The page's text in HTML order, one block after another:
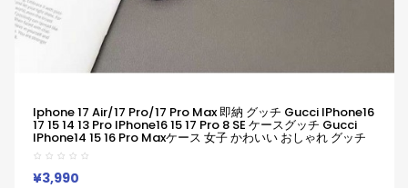
Iphone 17 Air/17 Pro/17 Pro Max 即納 グッチ Gucci IPhone16
17 15 14 13 Pro IPhone16 15 17 Pro 8 SE ケースグッチ Gucci
IPhone14 15 16 Pro Maxケース 女子 かわいい おしゃれ グッチ
Gucci アイフォン17 Air 16 15 14 Plus 13 12 Pro Max 11 Pro XR
XS スマホケース
¥3,990